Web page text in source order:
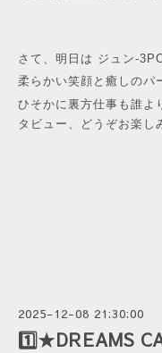
さて、明日は ジュン-
柔らかい笑顔と癒しの
ひそかに裏方仕事も誰よ
タビュー、どうぞお楽し
文：印
2025-12-08 21:30:00
1️⃣★DREAMS